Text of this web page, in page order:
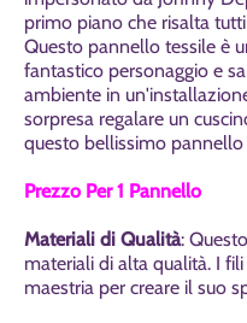
primo piano che risalta
Questo pannello tessile è
fantastico personaggio e
ambiente in
sorpresa regalare un
questo bellissimo
Prezzo Per 1 Pannello
Materiali di Qualità:
materiali di alta qualità. I
maestria per creare il suo